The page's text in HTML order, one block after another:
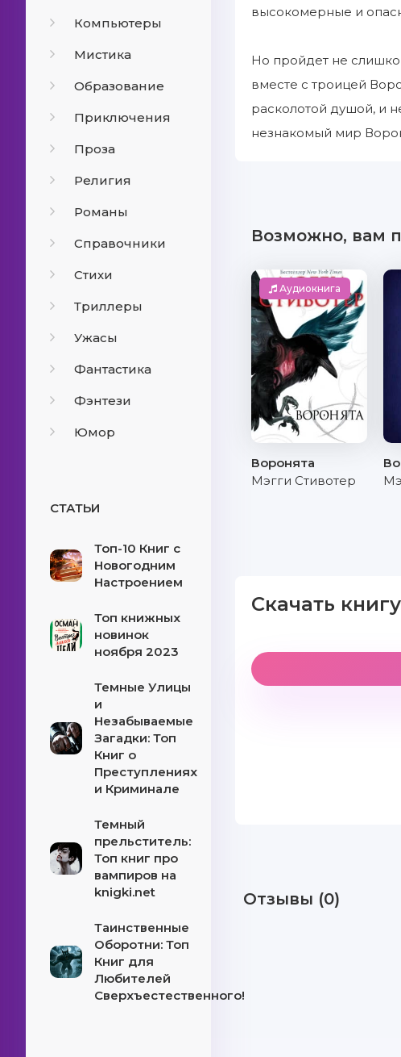
Компьютеры
Мистика
Образование
Приключения
Проза
Религия
Романы
Справочники
Стихи
Триллеры
Ужасы
Фантастика
Фэнтези
Юмор
СТАТЬИ
Топ-10 Книг с
Новогодним
Настроением
Топ книжных
новинок
ноября 2023
Темные Улицы
и
Незабываемые
Загадки: Топ
Книг о
Преступлениях
и Криминале
Темный
прельститель:
Топ книг про
вампиров на
knigki.net
Таинственные
Оборотни: Топ
Книг для
Любителей
Сверхъестественного!
высокомерные и
Но пройдет не
вместе с троицей
расколотой душой, и
незнакомый мир
Возможно, вам
Аудиокнига
Воронята
Мэгги Стивотер
Скачать
Отзывы (0)